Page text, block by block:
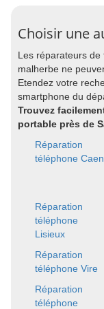
Choisir une
Les réparateurs
malherbe ne
Etendez votre
smartphone du
Trouvez
portable près de
Réparation
téléphone Caen
Réparation
téléphone
Lisieux
Réparation
téléphone Vire
Réparation
téléphone